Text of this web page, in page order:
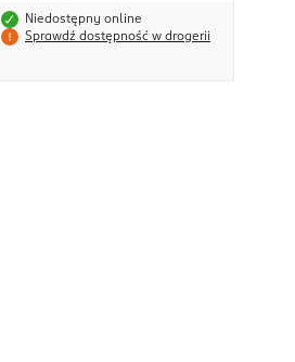
Niedostępny online
Sprawdź dostępność w drogerii